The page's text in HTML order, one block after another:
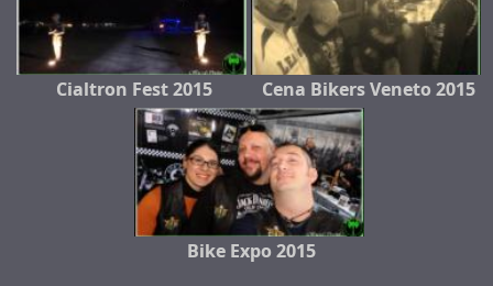
Cialtron Fest 2015 Cena Bikers Veneto 2015
Bike Expo 2015